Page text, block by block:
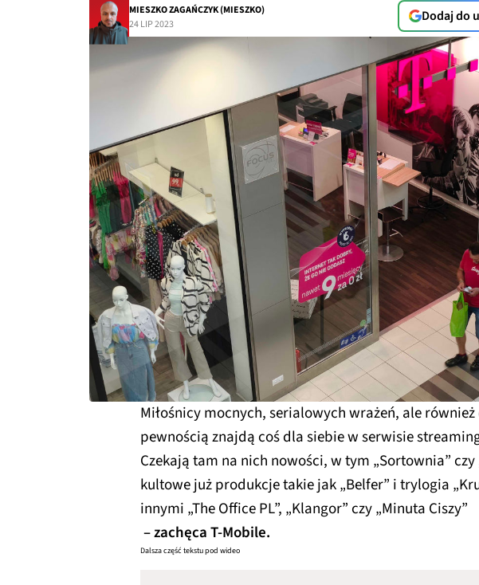
MIESZKO ZAGAŃCZYK (MIESZKO)
24 LIP 2023
Dodaj do
Miłośnicy mocnych, serialowych wrażeń, ale
pewnością znajdą coś dla siebie w serwisie
Czekają tam na nich nowości, w tym „Sortownia” czy
kultowe już produkcje takie jak „Belfer” i trylogia
innymi „The Office PL”, „Klangor” czy „Minuta Ciszy”
– zachęca T-Mobile.
Dalsza część tekstu pod wideo